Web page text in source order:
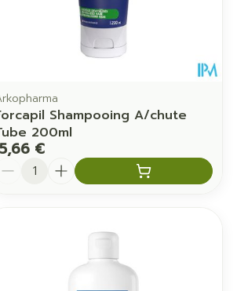
Shampooing A/chute
200ml
€
Quantité